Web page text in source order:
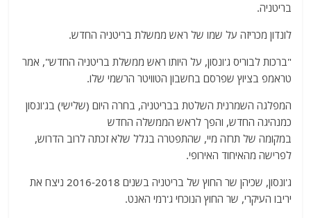
בריטניה.
לונדון מכריזה על שמו של ראש ממשלת בריטניה החדש.
"ברכות לבוריס ג'ונסון, על היותו ראש ממשלת בריטניה החדש", אמר
טראמפ בציוץ שפרסם בחשבון הטוויטר הרשמי שלו.
המפלגה השמרנית השלטת בבריטניה, בחרה היום (שלישי) בג'ונסון
כמנהיגה החדש, והפך לראש הממשלה החדש
במקומה של תרזה מיי, שהתפטרה בגלל שלא זכתה לרוב הדרוש,
לפרישה מהאיחוד האירופי.
ג'ונסון, שכיהן שר החוץ של בריטניה בשנים 2016-2018 ניצח את
יריבו העיקרי, שר החוץ הנוכחי ג'רמי האנט.